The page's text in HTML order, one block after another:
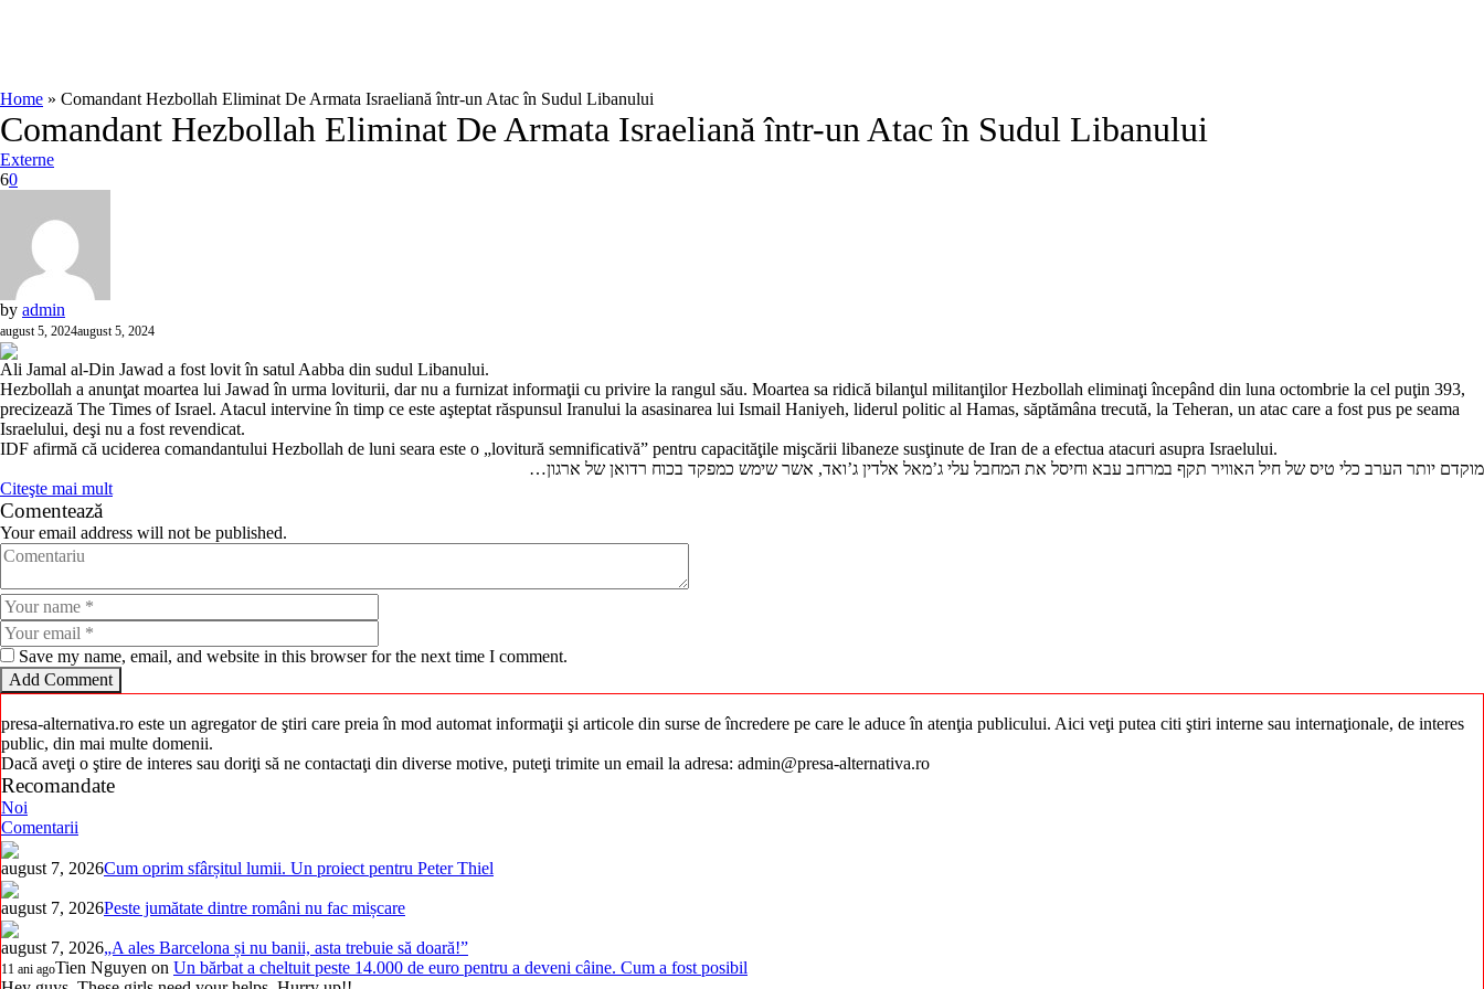
Home » Comandant Hezbollah Eliminat De Armata Israeliană într-un Atac în Sudul Libanului
Comandant Hezbollah Eliminat De Armata Israeliană într-un Atac în Sudul Libanului
Externe
60
by admin
august 5, 2024august 5, 2024
Ali Jamal al-Din Jawad a fost lovit în satul Aabba din sudul Libanului.
Hezbollah a anunţat moartea lui Jawad în urma loviturii, dar nu a furnizat informaţii cu privire la rangul său. Moartea sa ridică bilanţul militanţilor Hezbollah eliminaţi începând din luna octombrie la cel puţin 393,
precizează The Times of Israel. Atacul intervine în timp ce este aşteptat răspunsul Iranului la asasinarea lui Ismail Haniyeh, liderul politic al Hamas, săptămâna trecută, la Teheran, un atac care a fost pus pe seama
Israelului, deşi nu a fost revendicat.
IDF afirmă că uciderea comandantului Hezbollah de luni seara este o „lovitură semnificativă” pentru capacităţile mişcării libaneze susţinute de Iran de a efectua atacuri asupra Israelului.
מוקדם יותר הערב כלי טיס של חיל האוויר תקף במרחב עבא וחיסל את המחבל עלי ג’מאל אלדין ג’ואד, אשר שימש כמפקד בכוח רדואן של ארגון…
Citeşte mai mult
Comentează
Your email address will not be published.
Save my name, email, and website in this browser for the next time I comment.
presa-alternativa.ro este un agregator de ştiri care preia în mod automat informaţii şi articole din surse de încredere pe care le aduce în atenţia publicului. Aici veţi putea citi ştiri interne sau internaţionale, de interes
public, din mai multe domenii.
Dacă aveţi o ştire de interes sau doriţi să ne contactaţi din diverse motive, puteţi trimite un email la adresa: admin@presa-alternativa.ro
Recomandate
Noi
Comentarii
august 7, 2026Cum oprim sfârșitul lumii. Un proiect pentru Peter Thiel
august 7, 2026Peste jumătate dintre români nu fac mișcare
august 7, 2026„A ales Barcelona și nu banii, asta trebuie să doară!”
11 ani agoTien Nguyen on Un bărbat a cheltuit peste 14.000 de euro pentru a deveni câine. Cum a fost posibil